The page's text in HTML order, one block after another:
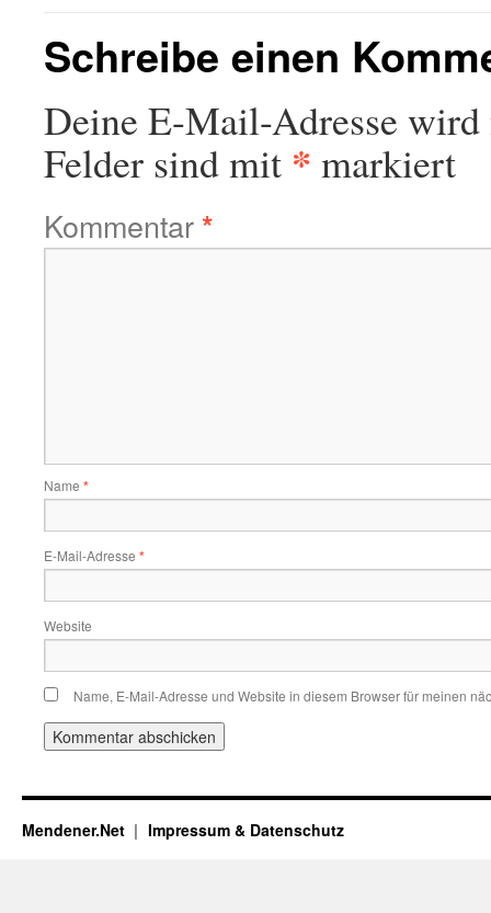
Schreibe einen
Deine E-Mail-Adresse
Felder sind mit * markiert
Kommentar*
Name *
E-Mail-Adresse *
Website
Name, E-Mail-Adresse und Website in diesem Browser für meinen
Mendener.Net Impressum & Datenschutz